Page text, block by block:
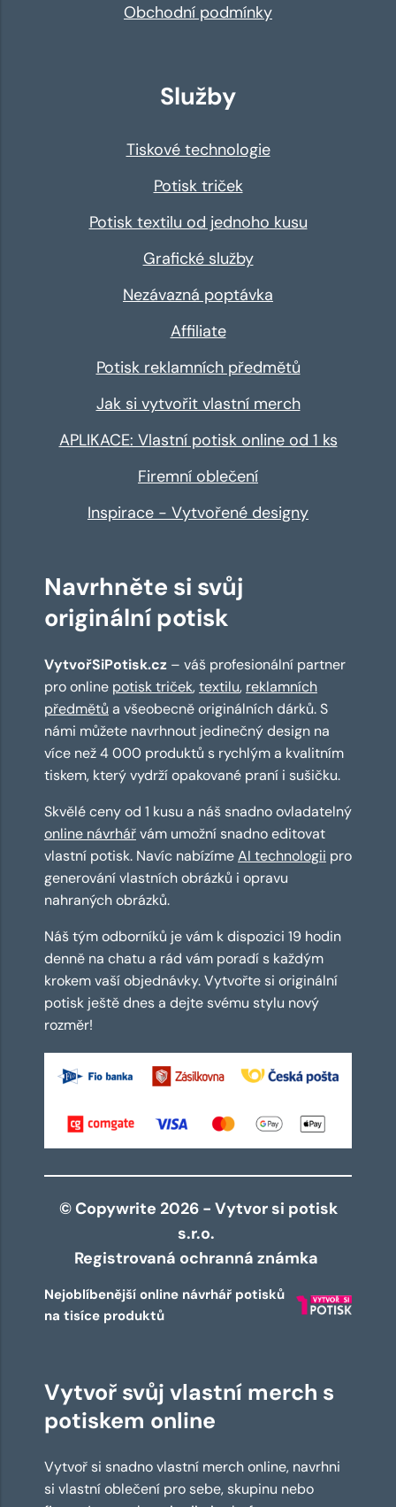
Obchodní podmínky
Služby
Tiskové technologie
Potisk triček
Potisk textilu od jednoho kusu
Grafické služby
Nezávazná poptávka
Affiliate
Potisk reklamních předmětů
Jak si vytvořit vlastní merch
APLIKACE: Vlastní potisk online od 1 ks
Firemní oblečení
Inspirace - Vytvořené designy
Navrhněte si svůj
originální potisk
VytvořSiPotisk.cz – váš profesionální partner
pro online potisk triček,textilu, reklamních
předmětů a všeobecně originálních dárků. S
námi můžete navrhnout jedinečný design na
více než 4 000 produktů s rychlým a kvalitním
tiskem, který vydrží opakované praní i sušičku.
Skvělé ceny od 1 kusu a náš snadno ovladatelný
online návrhářvám umožní snadno editovat
vlastní potisk. Navíc nabízímeAI technologii pro
generování vlastních obrázků i opravu
nahraných obrázků.
Náš tým odborníků je vám k dispozici 19 hodin
denně na chatu a rád vám poradí s každým
krokem vaší objednávky. Vytvořte si originální
potisk ještě dnes a dejte svému stylu nový
rozměr!
© Copywrite 2026 - Vytvor si potisk
s.r.o.
Registrovaná ochranná známka
Nejoblíbenější online návrhář potisků
na tisíce produktů
Vytvoř svůj vlastní merch s
potiskem online
Vytvoř si snadno vlastní merch online, navrhni
si vlastní oblečení pro sebe, skupinu nebo